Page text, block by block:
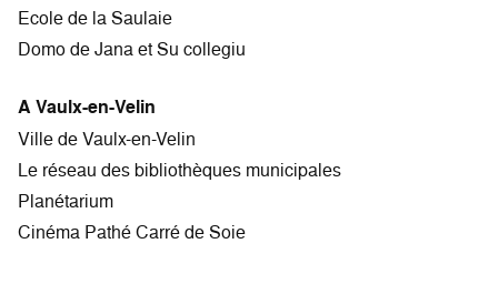
Ecole de la Saulaie
Domo de Jana et Su collegiu
A Vaulx-en-Velin
Ville de Vaulx-en-Velin
Le réseau des bibliothèques municipales
Planétarium
Cinéma Pathé Carré de Soie